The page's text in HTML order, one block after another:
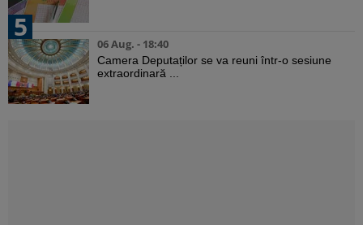
5
06 Aug. - 18:40
Camera Deputaților se va reuni într-o sesiune
extraordinară ...